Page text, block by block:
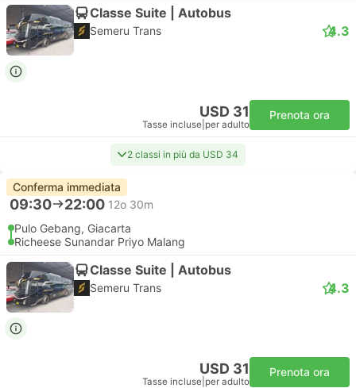
Classe Suite | Autobus
Semeru Trans 4.3
USD 31
Tasse incluse per adulto
Prenota ora
2 classi in più da USD 34
Conferma immediata
09:30 22:00 12o 30m
Pulo Gebang, Giacarta
Richeese Sunandar Priyo Malang
Classe Suite | Autobus
Semeru Trans 4.3
USD 31
Tasse incluse per adulto
Prenota ora